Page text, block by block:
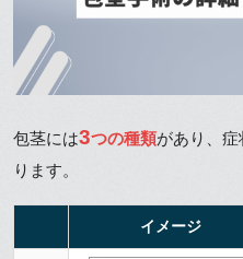
包茎には3つの種類があり、
ります。
イメージ